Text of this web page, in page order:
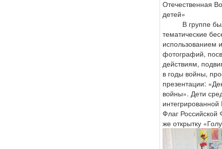
Отечественная
детей»
В группе
тематические
использованием
фотографий,
действиям,
в годы войны,
презентации:
войны». Дети
Флаг Российской
же открытку